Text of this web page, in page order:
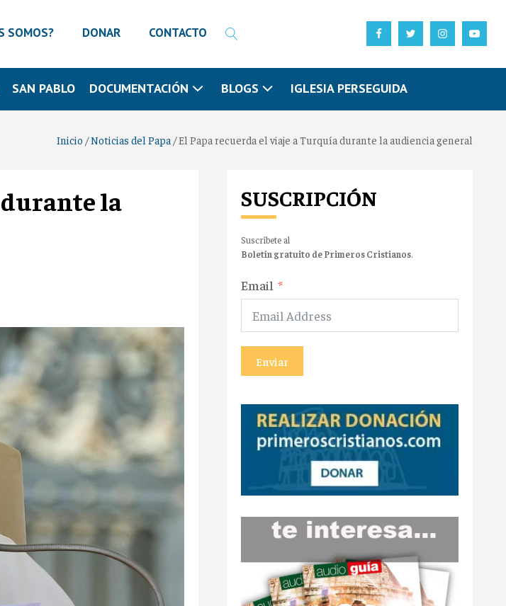
SOMOS? DONAR CONTACTO
SAN PABLO DOCUMENTACIÓN BLOGS IGLESIA PERSEGUIDA
Inicio /Noticias del Papa /El Papa recuerda el viaje a Turquía durante la audiencia general
la
SUSCRIPCIÓN
Suscríbete al
Boletín gratuito de Primeros Cristianos.
Email
Enviar